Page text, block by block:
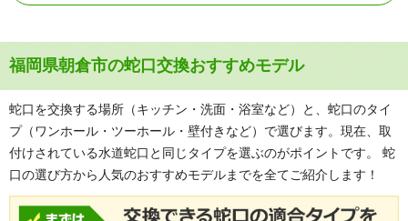
福岡県朝倉市の蛇口交換おすすめモデル
蛇口を交換する場所（キッチン・洗面・浴室など）と、蛇口のタイ
プ（ワンホール・ツーホール・壁付きなど）で選びます。現在、取
付けされている水道蛇口と同じタイプを選ぶのがポイントです。 蛇
口の選び方から人気のおすすめモデルまでを全てご紹介します！